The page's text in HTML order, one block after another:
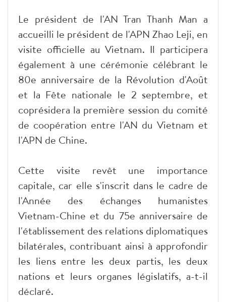
Le président de l'AN Tran Thanh Man a
accueilli le président de l'APN Zhao Leji, en
visite officielle au Vietnam. Il participera
également à une cérémonie célébrant le
80e anniversaire de la Révolution d'Août
et la Fête nationale le 2 septembre, et
coprésidera la première session du comité
de coopération entre l'AN du Vietnam et
l'APN de Chine.
Cette visite revêt une importance
capitale, car elle s'inscrit dans le cadre de
l'Année des échanges humanistes
Vietnam-Chine et du 75e anniversaire de
l'établissement des relations diplomatiques
bilatérales, contribuant ainsi à approfondir
les liens entre les deux partis, les deux
nations et leurs organes législatifs, a-t-il
déclaré.